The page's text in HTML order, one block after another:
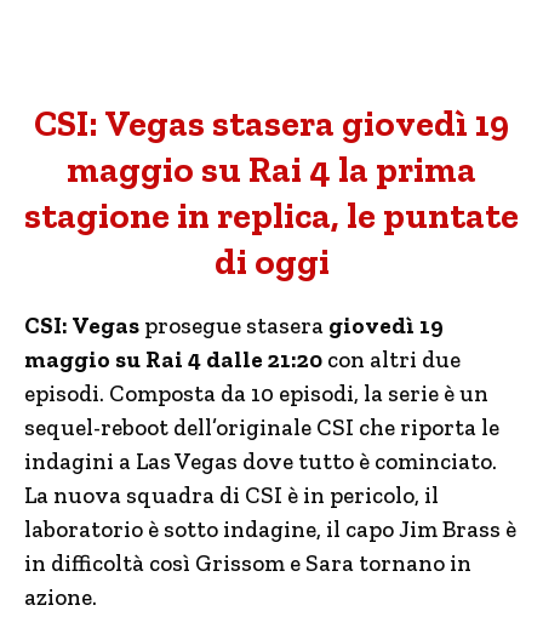
CSI: Vegas stasera giovedì 19
maggio su Rai 4 la prima
stagione in replica, le puntate
di oggi
CSI: Vegas prosegue stasera giovedì 19
maggio su Rai 4 dalle 21:20 con altri due
episodi. Composta da 10 episodi, la serie è un
sequel-reboot dell’originale CSI che riporta le
indagini a Las Vegas dove tutto è cominciato.
La nuova squadra di CSI è in pericolo, il
laboratorio è sotto indagine, il capo Jim Brass è
in difficoltà così Grissom e Sara tornano in
azione.